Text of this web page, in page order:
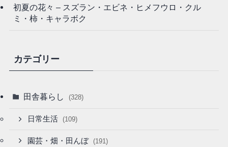
初夏の花々 – スズラン・エビネ・ヒメフウロ・クル
ミ・柿・キャラボク
カテゴリー
田舎暮らし (328)
日常生活 (109)
園芸・畑・田んぼ (191)